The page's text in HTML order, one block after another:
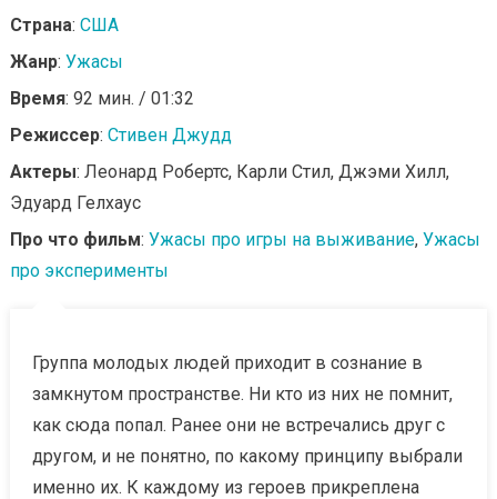
Страна: США
Жанр: Ужасы
Время: 92 мин. / 01:32
Режиссер: Стивен Джудд
Актеры: Леонард Робертс, Карли Стил, Джэми Хилл,
Эдуард Гелхаус
Про что фильм: Ужасы про игры на выживание, Ужасы
про эксперименты
Группа молодых людей приходит в сознание в
замкнутом пространстве. Ни кто из них не помнит,
как сюда попал. Ранее они не встречались друг с
другом, и не понятно, по какому принципу выбрали
именно их. К каждому из героев прикреплена